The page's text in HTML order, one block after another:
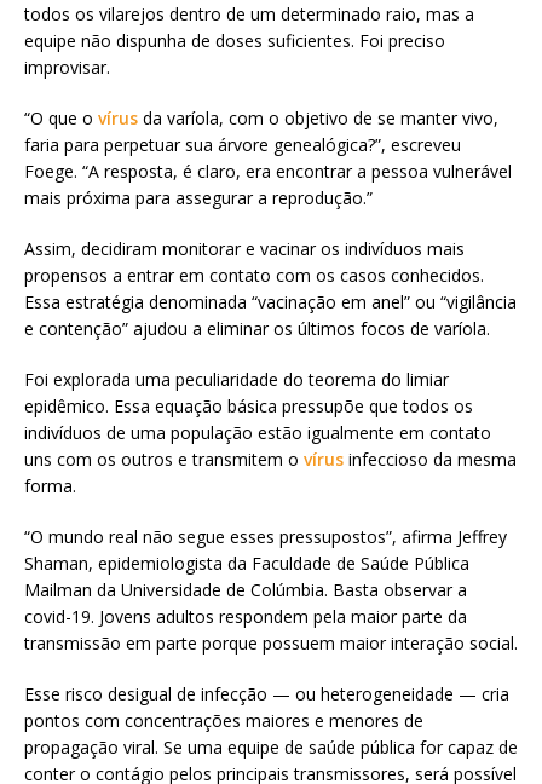
todos os vilarejos dentro de um determinado raio, mas a
equipe não dispunha de doses suficientes. Foi preciso
improvisar.
“O que o vírus da varíola, com o objetivo de se manter vivo,
faria para perpetuar sua árvore genealógica?”, escreveu
Foege. “A resposta, é claro, era encontrar a pessoa vulnerável
mais próxima para assegurar a reprodução.”
Assim, decidiram monitorar e vacinar os indivíduos mais
propensos a entrar em contato com os casos conhecidos.
Essa estratégia denominada “vacinação em anel” ou “vigilância
e contenção” ajudou a eliminar os últimos focos de varíola.
Foi explorada uma peculiaridade do teorema do limiar
epidêmico. Essa equação básica pressupõe que todos os
indivíduos de uma população estão igualmente em contato
uns com os outros e transmitem o vírus infeccioso da mesma
forma.
“O mundo real não segue esses pressupostos”, afirma Jeffrey
Shaman, epidemiologista da Faculdade de Saúde Pública
Mailman da Universidade de Colúmbia. Basta observar a
covid-19. Jovens adultos respondem pela maior parte da
transmissão em parte porque possuem maior interação social.
Esse risco desigual de infecção — ou heterogeneidade — cria
pontos com concentrações maiores e menores de
propagação viral. Se uma equipe de saúde pública for capaz de
conter o contágio pelos principais transmissores, será possível